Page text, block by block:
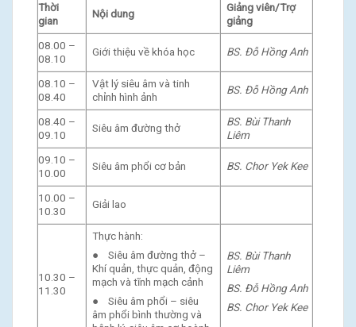
Thời
gian
Nội dung
Giảng viên/Trợ
giảng
08.00 –
08.10
Giới thiệu về khóa học BS. Đỗ Hồng Anh
08.10 –
08.40
Vật lý siêu âm và tinh
chỉnh hình ảnh
BS. Đỗ Hồng Anh
08.40 –
09.10
Siêu âm đường thở
BS. Bùi Thanh
Liêm
09.10 –
10.00
Siêu âm phổi cơ bản BS. Chor Yek Kee
10.00 –
10.30
Giải lao
10.30 –
11.30
Thực hành:
● Siêu âm đường thở –
Khí quản, thực quản, động
mạch và tĩnh mạch cảnh
● Siêu âm phổi – siêu
âm phổi bình thường và
BS. Bùi Thanh
Liêm
BS. Đỗ Hồng Anh
BS. Chor Yek Kee